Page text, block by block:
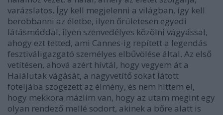
varázslatos. Így kell megjelenni a világban, így kell
berobbanni az életbe, ilyen őrületesen egyedi
látásmóddal, ilyen szenvedélyes közölni vágyással,
ahogy ezt tetted, ami Cannes-ig repített a legendás
fesztiváligazgató személyes elbűvölése által. Az első
vetítésen, ahová azért hívtál, hogy vegyem át a
Halálutak vágását, a nagyvetítő sokat látott
foteljába szögezett az élmény, és nem hittem el,
hogy mekkora mázlim van, hogy az utam megint egy
olyan rendező mellé sodort, akinek a bőre alatt is